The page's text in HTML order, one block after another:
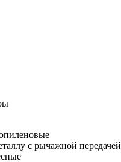
с рычажной передачей